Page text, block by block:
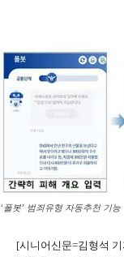
‘폴봇’ 범죄유형 자동추천 기능
[시니어신문=김형석